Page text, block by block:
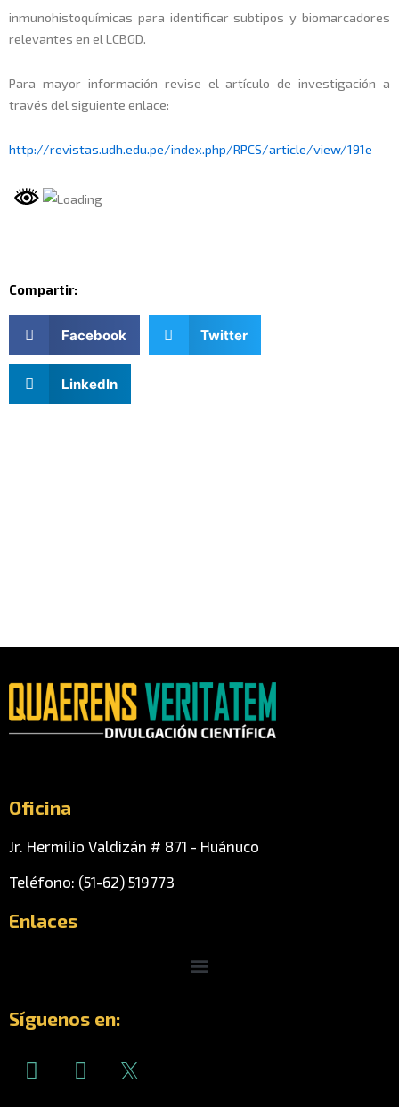
inmunohistoquímicas para identificar subtipos y biomarcadores
relevantes en el LCBGD.
Para mayor información revise el artículo de investigación a
través del siguiente enlace:
http://revistas.udh.edu.pe/index.php/RPCS/article/view/191e
Compartir:
Facebook Twitter
LinkedIn
Oficina
Jr. Hermilio Valdizán # 871 - Huánuco
Teléfono: (51-62) 519773
Enlaces
Menu
Síguenos en:
I
n
F
a